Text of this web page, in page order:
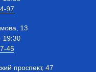
97
проспект, 47
13
19:30
45